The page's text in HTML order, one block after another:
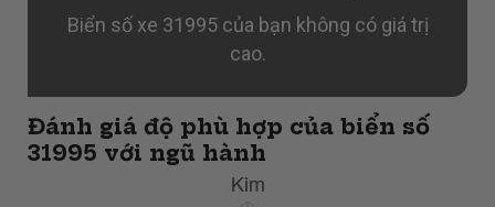
Biển số xe 31995 của bạn không có giá trị
cao.
Đánh giá độ phù hợp của biển số
31995 với ngũ hành